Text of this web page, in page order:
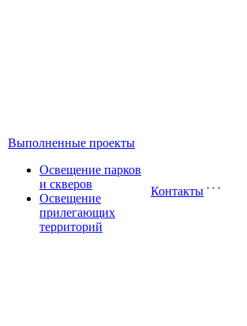
Выполненные проекты
Освещение парков
и скверов
Освещение
прилегающих
территорий
Контакты